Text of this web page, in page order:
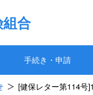
合
手続き・申請
[健保レター第114号